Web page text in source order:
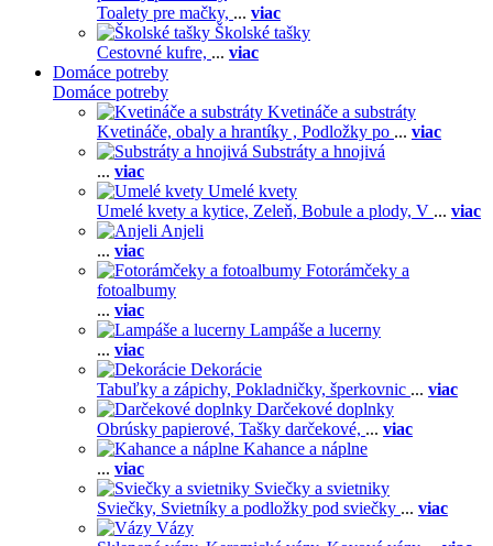
Toalety pre mačky, ... viac
Školské tašky
Cestovné kufre, ... viac
Domáce potreby
Domáce potreby
Kvetináče a substráty
Kvetináče, obaly a hrantíky , Podložky po ... viac
Substráty a hnojivá
... viac
Umelé kvety
Umelé kvety a kytice, Zeleň, Bobule a plody, V ... viac
Anjeli
... viac
Fotorámčeky a
fotoalbumy
... viac
Lampáše a lucerny
... viac
Dekorácie
Tabuľky a zápichy, Pokladničky, šperkovnic ... viac
Darčekové doplnky
Obrúsky papierové, Tašky darčekové, ... viac
Kahance a náplne
... viac
Sviečky a svietniky
Sviečky, Svietníky a podložky pod sviečky ... viac
Vázy